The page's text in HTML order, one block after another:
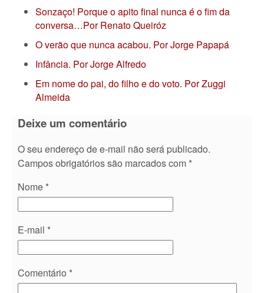
Sonzaço! Porque o apito final nunca é o fim da
conversa…Por Renato Queiróz
O verão que nunca acabou. Por Jorge Papapá
Infância. Por Jorge Alfredo
Em nome do pai, do filho e do voto. Por Zuggi
Almeida
Deixe um comentário
O seu endereço de e-mail não será publicado.
Campos obrigatórios são marcados com *
Nome *
E-mail *
Comentário *